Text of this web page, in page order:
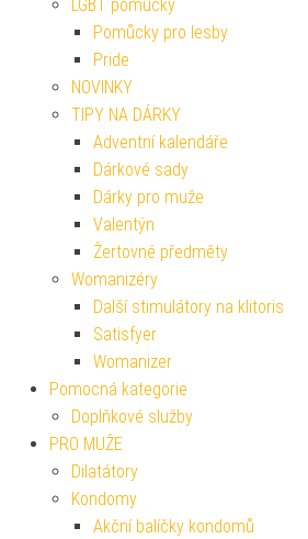
LGBT pomůcky
Pomůcky pro lesby
Pride
NOVINKY
TIPY NA DÁRKY
Adventní kalendáře
Dárkové sady
Dárky pro muže
Valentýn
Žertovné předměty
Womanizéry
Další stimulátory na klitoris
Satisfyer
Womanizer
Pomocná kategorie
Doplňkové služby
PRO MUŽE
Dilatátory
Kondomy
Akční balíčky kondomů